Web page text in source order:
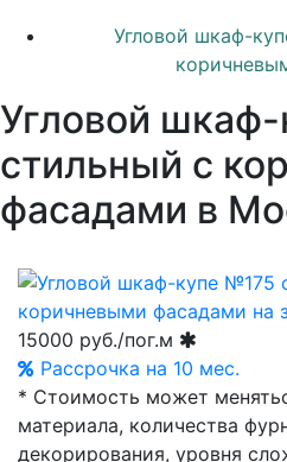
Угловой шкаф-
Угловой
стильный с
фасадами в
15000 руб./пог.м
Рассрочка на 10 мес.
* Стоимость может
материала, количества
декорирования, уровня